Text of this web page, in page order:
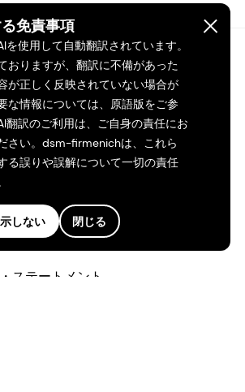
免責事項
を使用して自動翻訳されています。
おりますが、翻訳に不備があった
が正しく反映されていない場合が
な情報については、原語版をご参
翻訳のご利用は、ご自身の責任にお
さい。dsm-firmenichは、これら
る誤りや誤解について一切の責任
しない 閉じる
。無断転載・複製を禁じます。
ー
明性
ステートメント